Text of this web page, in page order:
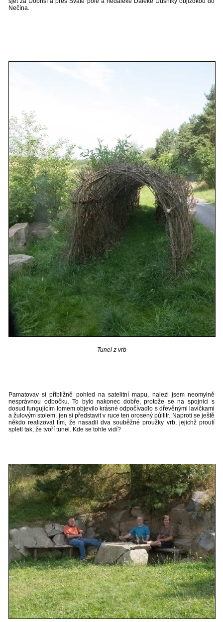
Nečína.
Tunel z vrb
Pamatovav si přibližně pohled na satelitní mapu, nalezl jsem neomylně
nesprávnou odbočku. To bylo nakonec dobře, protože se na spojnici s
dosud fungujícím lomem objevilo krásné odpočívadlo s dřevěnými lavičkami
a žulovým stolem, jen si představit v ruce ten orosený půllitr. Naproti se ještě
někdo realizoval tím, že nasadil dva souběžné proužky vrb, jejichž proutí
spletl tak, že tvoří tunel. Kde se tohle vidí?